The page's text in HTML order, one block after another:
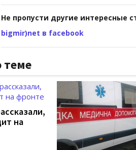
Не пропусти другие интересные
bigmir)net в facebook
теме
на